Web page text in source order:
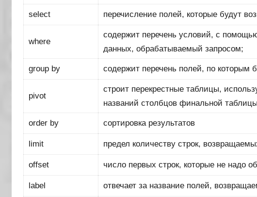
select перечисление полей, которые будут
where
содержит перечень условий, с
данных, обрабатываемый запросом;
group by содержит перечень полей, по которым
pivot
строит перекрестные таблицы,
названий столбцов финальной таблицы
order by сортировка результатов
limit предел количеству строк,
offset число первых строк, которые не надо
label отвечает за название полей,